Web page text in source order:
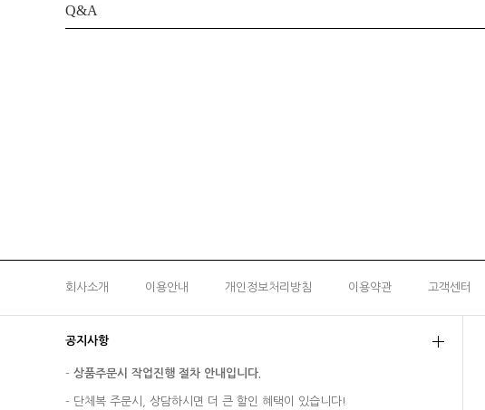
Q&A
회사소개 이용안내 개인정보처리방침 이용약관 고객센터
공지사항
- 상품주문시 작업진행 절차 안내입니다.
- 단체복 주문시, 상담하시면 더 큰 할인 혜택이 있습니다!